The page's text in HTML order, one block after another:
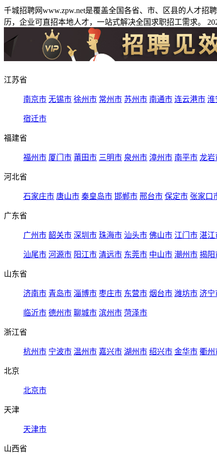
千城招聘网www.zpw.net是覆盖全国各省、市、区县的人才
历，企业可直招本地人才，一站式解决全国求职招工需求。
江苏省
南京市 无锡市 徐州市 常州市 苏州市 南通市 连云港市 淮
宿迁市
福建省
福州市 厦门市 莆田市 三明市 泉州市 漳州市 南平市 龙岩
河北省
石家庄市 唐山市 秦皇岛市 邯郸市 邢台市 保定市 张家口
广东省
广州市 韶关市 深圳市 珠海市 汕头市 佛山市 江门市 湛江
汕尾市 河源市 阳江市 清远市 东莞市 中山市 潮州市 揭阳
山东省
济南市 青岛市 淄博市 枣庄市 东营市 烟台市 潍坊市 济宁
临沂市 德州市 聊城市 滨州市 菏泽市
浙江省
杭州市 宁波市 温州市 嘉兴市 湖州市 绍兴市 金华市 衢州
北京
北京市
天津
天津市
山西省